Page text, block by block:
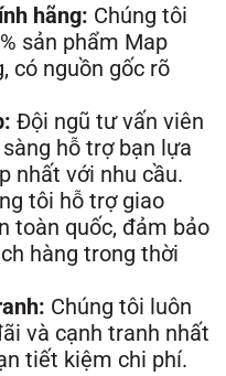
hãng: Chúng tôi
sản phẩm Map
có nguồn gốc rõ
Đội ngũ tư vấn viên
hỗ trợ bạn lựa
nhất với nhu cầu.
tôi hỗ trợ giao
toàn quốc, đảm bảo
hàng trong thời
Chúng tôi luôn
và cạnh tranh nhất
tiết kiệm chi phí.